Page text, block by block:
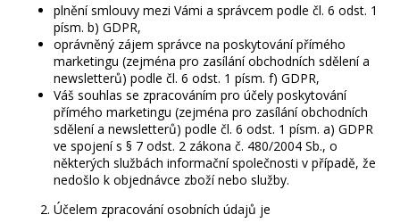
plnění smlouvy mezi Vámi a správcem podle čl. 6 odst. 1
písm. b) GDPR,
oprávněný zájem správce na poskytování přímého
marketingu (zejména pro zasílání obchodních sdělení a
newsletterů) podle čl. 6 odst. 1 písm. f) GDPR,
Váš souhlas se zpracováním pro účely poskytování
přímého marketingu (zejména pro zasílání obchodních
sdělení a newsletterů) podle čl. 6 odst. 1 písm. a) GDPR
ve spojení s § 7 odst. 2 zákona č. 480/2004 Sb., o
některých službách informační společnosti v případě, že
nedošlo k objednávce zboží nebo služby.
Účelem zpracování osobních údajů je
PRO
WOODBOARDS
TWISTY
KTERÉ
AKTIVUJÍ
STŘED
POHYB,
KTERÝ